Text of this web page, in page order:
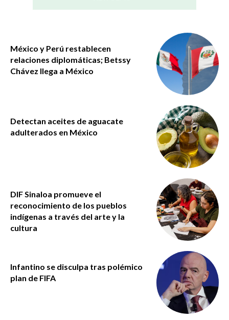
México y Perú restablecen
relaciones diplomáticas; Betssy
Chávez llega a México
Detectan aceites de aguacate
adulterados en México
DIF Sinaloa promueve el
reconocimiento de los pueblos
indígenas a través del arte y la
cultura
Infantino se disculpa tras polémico
plan de FIFA